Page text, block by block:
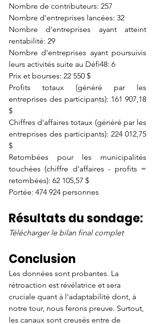
Nombre de contributeurs: 257
Nombre d'entreprises lancées: 32
Nombre d'entreprises ayant atteint
rentabilité: 29
Nombre d'entreprises ayant poursuivis
leurs activités suite au Défi48: 6
Prix et bourses: 22 550 $
Profits totaux (généré par les
entreprises des participants): 161 907,18
$
Chiffres d'affaires totaux (généré par les
entreprises des participants): 224 012,75
$
Retombées pour les municipalités
touchées (chiffre d'affaires - profits =
retombées): 62 105,57 $
Portée: 474 924 personnes
Résultats du sondage:
Télécharger le bilan final complet
Conclusion
Les données sont probantes. La
rétroaction est révélatrice et sera
cruciale quant à l'adaptabilité dont, à
notre tour, nous ferons preuve. Surtout,
les canaux sont creusés entre de